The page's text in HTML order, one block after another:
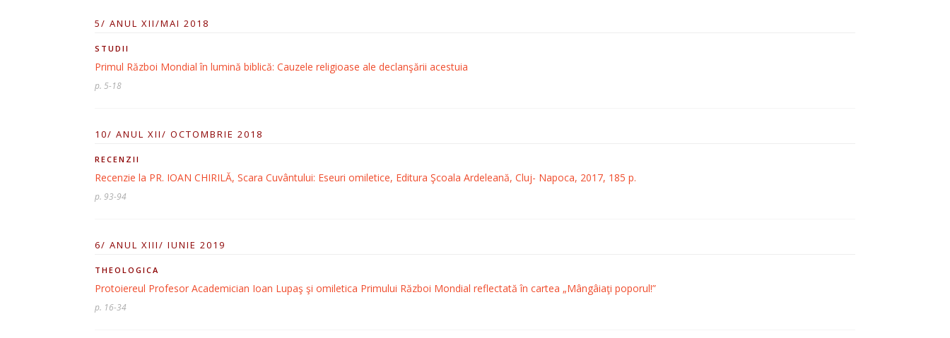
5/ ANUL XII/MAI 2018
STUDII
Primul Război Mondial în lumină biblică: Cauzele religioase ale declanşării acestuia
p. 5-18
10/ ANUL XII/ OCTOMBRIE 2018
RECENZII
Recenzie la PR. IOAN CHIRILĂ, Scara Cuvântului: Eseuri omiletice, Editura Şcoala Ardeleană, Cluj- Napoca, 2017, 185 p.
p. 93-94
6/ ANUL XIII/ IUNIE 2019
THEOLOGICA
Protoiereul Profesor Academician Ioan Lupaş şi omiletica Primului Război Mondial reflectată în cartea „Mângâiaţi poporul!”
p. 16-34